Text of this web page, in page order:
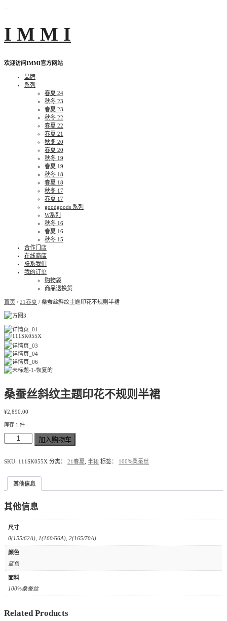
I M M I
欢迎访问IMMI官方网站
品牌
系列
春夏 24
秋冬 23
春夏 23
秋冬 22
春夏 22
春夏 21
秋冬 20
春夏 20
秋冬 19
春夏 19
秋冬 18
春夏 18
秋冬 17
春夏 17
goodgoods 系列
W系列
秋冬 16
春夏 16
秋冬 15
合作门店
在线商店
联系我们
我的订单
购物袋
商品退换货
首页 / 21春夏 / 桑蚕丝斜纹主题印花不规则半裙
桑蚕丝斜纹主题印花不规则半裙
¥2,890.00
库存 1 件
加入购物车
SKU: 111SK055X 分类： 21春夏 半裙 标签： 100%桑蚕丝
其他信息
其他信息
尺寸
0(155/62A), 1(160/66A), 2(165/70A)
颜色
蓝色
面料
100%桑蚕丝
Related Products